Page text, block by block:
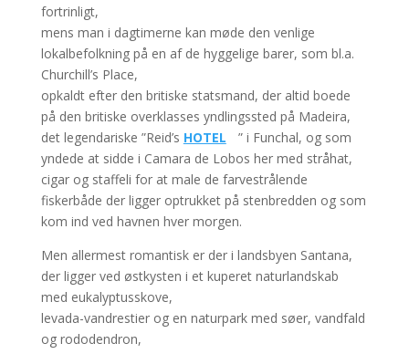
fortrinligt,
mens man i dagtimerne kan møde den venlige
lokalbefolkning på en af de hyggelige barer, som bl.a.
Churchill’s Place,
opkaldt efter den britiske statsmand, der altid boede
på den britiske overklasses yndlingssted på Madeira,
det legendariske ”Reid’s HOTEL
” i Funchal, og som
yndede at sidde i Camara de Lobos her med stråhat,
cigar og staffeli for at male de farvestrålende
fiskerbåde der ligger optrukket på stenbredden og som
kom ind ved havnen hver morgen.
Men allermest romantisk er der i landsbyen Santana,
der ligger ved østkysten i et kuperet naturlandskab
med eukalyptusskove,
levada-vandrestier og en naturpark med søer, vandfald
og rododendron,